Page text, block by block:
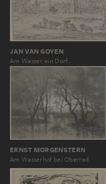
JAN VAN GOYEN
Am Wasser ein Dorf…
ERNST MORGENSTERN
Am Wasserhof bei Oberrad